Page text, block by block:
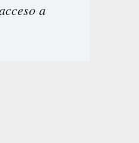
a